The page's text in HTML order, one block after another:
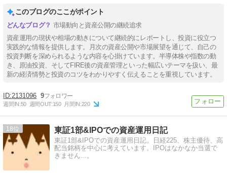
このブログのここがポイント
市場動向と資産公開の継続追求
資産運用の現状や相場の動きについて継続的にレポートし、投資に役立つ
実践的な情報を提供します。月次の資産公開や市場展望を通じて、自己の
投資判断を深められるような内容を心掛けています。半導体株や指数の動
き、原油投資、そしてFIRE後の資産管理といった幅広いテーマを扱い、最
新の経済情勢と投資のコツをわかりやすく伝えることを重視しています。
2131096 9
週間IN:50 週間OUT:150 月間IN:220
18 東証1部&IPOでの資産運用日記
東証1部&IPOでの資産運用日記。日経225、株主優待、高
配当銘柄を中心に考えています。IPOはなかなか当選で
きません...。